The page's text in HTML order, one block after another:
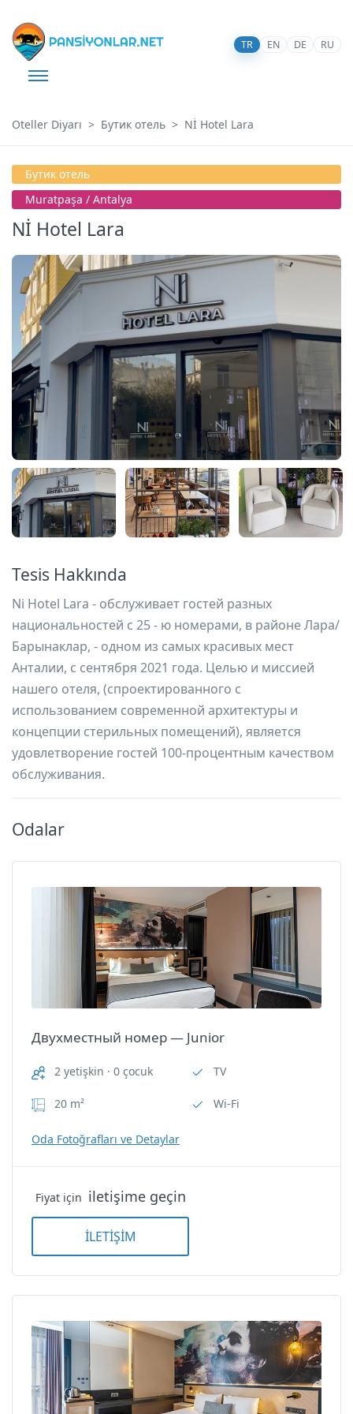
TR EN DE RU
Oteller Diyarı Бутик отель Nİ Hotel Lara
Бутик отель
Muratpaşa / Antalya
Nİ Hotel Lara
Tesis Hakkında
Ni Hotel Lara - обслуживает гостей разных
национальностей с 25 - ю номерами, в районе Лара/
Барынаклар, - одном из самых красивых мест
Анталии, с сентября 2021 года. Целью и миссией
нашего отеля, (спроектированного с
использованием современной архитектуры и
концепции стерильных помещений), является
удовлетворение гостей 100-процентным качеством
обслуживания.
Odalar
Двухместный номер — Junior
2 yetişkin · 0 çocuk
20 m²
TV
Wi-Fi
Oda Fotoğrafları ve Detaylar
Двухместный номер —
Junior
Nİ Hotel Lara
Fiyat için iletişime geçin
İLETİŞİM